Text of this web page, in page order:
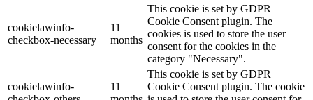
cookielawinfo-
checkbox-necessary
11
months
This cookie is set by GDPR
Cookie Consent plugin. The
cookies is used to store the user
consent for the cookies in the
category "Necessary".
cookielawinfo-
11
This cookie is set by GDPR
Cookie Consent plugin. The cookie